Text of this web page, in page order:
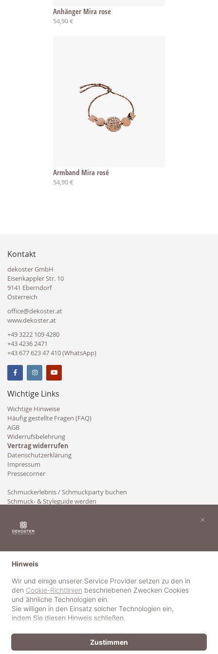
Anhänger Mira rose
54,90 €
Armband Mira rosé
54,90 €
Kontakt
dekoster GmbH
Eisenkappler Str. 10
9141 Eberndorf
Österreich
office@dekoster.at
www.dekoster.at
+49 3222 109 4280
+43 4236 2471
+43 677 623 47 410 (WhatsApp)
Wichtige Links
Wichtige Hinweise
Häufig gestellte Fragen (FAQ)
AGB
Widerrufsbelehrung
Vertrag widerrufen
Datenschutzerklärung
Impressum
Pressecorner
Schmuckerlebnis / Schmuckparty buchen
Schmuck- & Styleguide werden
Hinweis
Wir und einige unserer Service Provider setzen zu den in
den Cookie-Richtlinien beschriebenen Zwecken Cookies
und ähnliche Technologien ein.
Sie willigen in den Einsatz solcher Technologien ein,
indem Sie diesen Hinweis schließen.
Zustimmen
×